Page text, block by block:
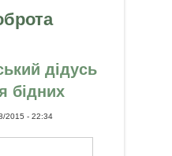
дідусь
бідних
2015 - 22:34